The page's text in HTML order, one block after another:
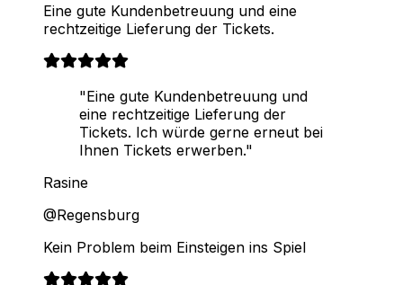
Eine gute Kundenbetreuung und eine
rechtzeitige Lieferung der Tickets.
"Eine gute Kundenbetreuung und
eine rechtzeitige Lieferung der
Tickets. Ich würde gerne erneut bei
Ihnen Tickets erwerben."
Rasine
@Regensburg
Kein Problem beim Einsteigen ins Spiel